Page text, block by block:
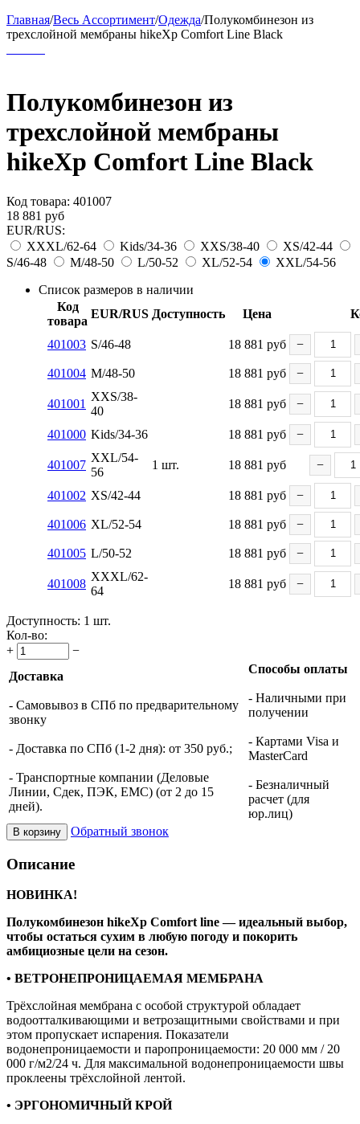
Главная/Весь Ассортимент/Одежда/Полукомбинезон из
трехслойной мембраны hikeXp Comfort Line Black
Полукомбинезон из
трехслойной мембраны
hikeXp Comfort Line Black
Код товара: 401007
18 881 руб
EUR/RUS:
XXXL/62-64
Kids/34-36 XXS/38-40
XS/42-44
S/46-48
M/48-50 L/50-52 XL/52-54
XXL/54-56
Список размеров в наличии
Код
товара
EUR/RUS Доступность Цена
401003 S/46-48 18 881 руб −
401004 M/48-50 18 881 руб −
401001
XXS/38-
40
18 881 руб −
401000 Kids/34-36 18 881 руб −
401007
XXL/54-
56
1 шт. 18 881 руб −
401002 XS/42-44 18 881 руб −
401006 XL/52-54 18 881 руб −
401005 L/50-52 18 881 руб −
401008
XXXL/62-
64
18 881 руб −
Доступность: 1 шт.
Кол-во:
+
−
Доставка
- Самовывоз в СПб по предварительному
звонку
- Доставка по СПб (1-2 дня): от 350 руб.;
- Транспортные компании (Деловые
Линии, Сдек, ПЭК, ЕМС) (от 2 до 15
дней).
Способы оплаты
- Наличными при
получении
- Картами Visa и
MasterCard
- Безналичный
расчет (для
юр.лиц)
В корзину Обратный звонок
Описание
НОВИНКА!
Полукомбинезон hikeXp Comfort line — идеальный выбор,
чтобы остаться сухим в любую погоду и покорить
амбициозные цели на сезон.
• ВЕТРОНЕПРОНИЦАЕМАЯ МЕМБРАНА
Трёхслойная мембрана с особой структурой обладает
водоотталкивающими и ветрозащитными свойствами и при
этом пропускает испарения. Показатели
водонепроницаемости и паропроницаемости: 20 000 мм / 20
000 г/м2/24 ч. Для максимальной водонепроницаемости швы
проклеены трёхслойной лентой.
• ЭРГОНОМИЧНЫЙ КРОЙ